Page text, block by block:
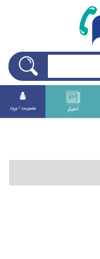
اخبار عضويت / ورود